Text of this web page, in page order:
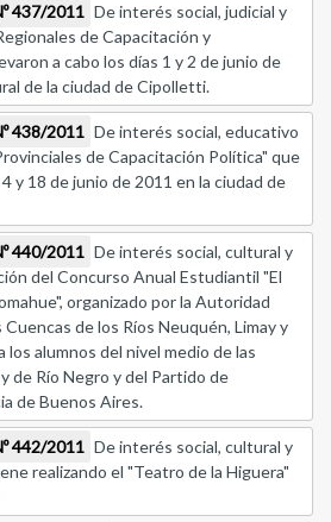
437/2011 De interés social, judicial y
de Capacitación y
a cabo los días 1 y 2 de junio de
de la ciudad de Cipolletti.
438/2011 De interés social, educativo
de Capacitación Política" que
y 18 de junio de 2011 en la ciudad de
440/2011 De interés social, cultural y
del Concurso Anual Estudiantil "El
organizado por la Autoridad
de los Ríos Neuquén, Limay y
alumnos del nivel medio de las
de Río Negro y del Partido de
de Buenos Aires.
442/2011 De interés social, cultural y
realizando el "Teatro de la Higuera"